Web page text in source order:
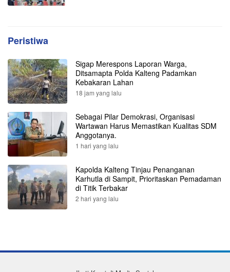
Peristiwa
Sigap Merespons Laporan Warga,
Ditsamapta Polda Kalteng Padamkan
Kebakaran Lahan
18 jam yang lalu
Sebagai Pilar Demokrasi, Organisasi
Wartawan Harus Memastikan Kualitas SDM
Anggotanya.
1 hari yang lalu
Kapolda Kalteng Tinjau Penanganan
Karhutla di Sampit, Prioritaskan Pemadaman
di Titik Terbakar
2 hari yang lalu